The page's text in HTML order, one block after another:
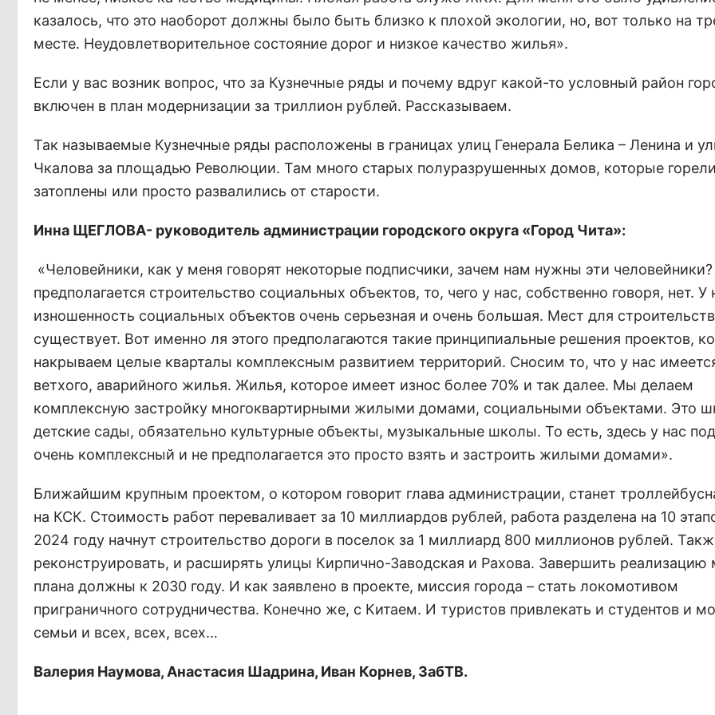
казалось, что это наоборот должны было быть близко к плохой экологии, но, вот только на
месте. Неудовлетворительное состояние дорог и низкое качество жилья».
Если у вас возник вопрос, что за Кузнечные ряды и почему вдруг какой-то условный район
включен в план модернизации за триллион рублей. Рассказываем.
Так называемые Кузнечные ряды расположены в границах улиц Генерала Белика – Ленина и
Чкалова за площадью Революции. Там много старых полуразрушенных домов, которые
затоплены или просто развалились от старости.
Инна ЩЕГЛОВА- руководитель администрации городского округа «Город Чита»:
«Человейники, как у меня говорят некоторые подписчики, зачем нам нужны эти
предполагается строительство социальных объектов, то, чего у нас, собственно говоря, нет. У
изношенность социальных объектов очень серьезная и очень большая. Мест для
существует. Вот именно ля этого предполагаются такие принципиальные решения проектов,
накрываем целые кварталы комплексным развитием территорий. Сносим то, что у нас
ветхого, аварийного жилья. Жилья, которое имеет износ более 70% и так далее. Мы делаем
комплексную застройку многоквартирными жилыми домами, социальными объектами. Это
детские сады, обязательно культурные объекты, музыкальные школы. То есть, здесь у нас
очень комплексный и не предполагается это просто взять и застроить жилыми домами».
Ближайшим крупным проектом, о котором говорит глава администрации, станет
на КСК. Стоимость работ переваливает за 10 миллиардов рублей, работа разделена на 10
2024 году начнут строительство дороги в поселок за 1 миллиард 800 миллионов рублей.
реконструировать, и расширять улицы Кирпично-Заводская и Рахова. Завершить реализацию
плана должны к 2030 году. И как заявлено в проекте, миссия города – стать локомотивом
приграничного сотрудничества. Конечно же, с Китаем. И туристов привлекать и студентов и
семьи и всех, всех, всех…
Валерия Наумова, Анастасия Шадрина, Иван Корнев, ЗабТВ.